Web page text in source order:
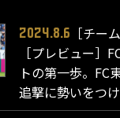
2024.8.6
［チーム
［プレビュー］
トの第一歩。FC
追撃に勢いをつ